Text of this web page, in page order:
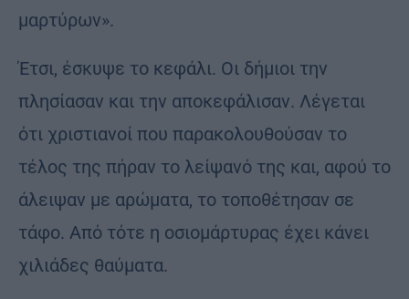
μαρτύρων».
Έτσι, έσκυψε το κεφάλι. Οι δήμιοι την
πλησίασαν και την αποκεφάλισαν. Λέγεται
ότι χριστιανοί που παρακολουθούσαν το
τέλος της πήραν το λείψανό της και, αφού το
άλειψαν με αρώματα, το τοποθέτησαν σε
τάφο. Από τότε η οσιομάρτυρας έχει κάνει
χιλιάδες θαύματα.